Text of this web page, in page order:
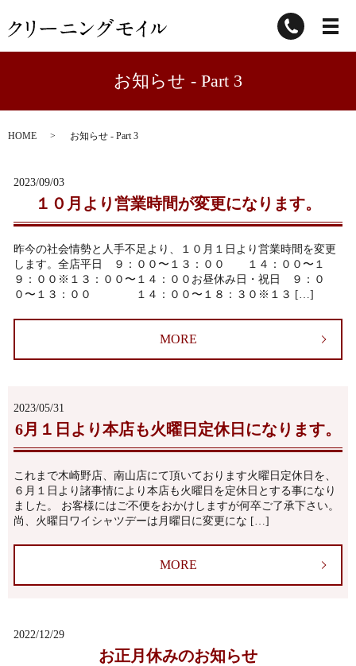
お知らせ - Part 3
HOME お知らせ - Part 3
2023/09/03
１０月より営業時間が変更になります。
昨今の社会情勢と人手不足より、１０月１日より営業時間を変更
します。全店平日 ９：００〜１３：００ １４：００〜１
９：００※１３：００〜１４：００お昼休み日・祝日 ９：０
０〜１３：００ １４：００〜１８：３０※１３ […]
MORE
2023/05/31
6月１日より本店も火曜日定休日になります。
これまで木崎野店、南山店にて頂いております火曜日定休日を、
６月１日より諸事情により本店も火曜日を定休日とする事になり
ました。 お客様にはご不便をおかけしますが何卒ご了承下さい。
尚、火曜日ワイシャツデーは月曜日に変更にな […]
MORE
2022/12/29
お正月休みのお知らせ